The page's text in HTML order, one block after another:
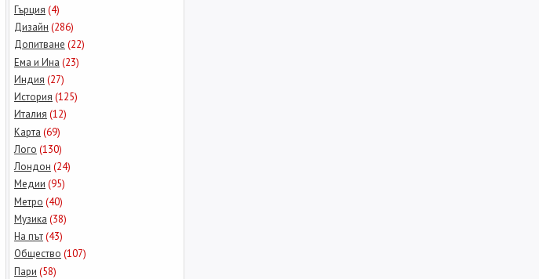
Гърция (4)
Дизайн (286)
Допитване (22)
Ема и Ина (23)
Индия (27)
История (125)
Италия (12)
Карта (69)
Лого (130)
Лондон (24)
Медии (95)
Метро (40)
Музика (38)
На път(43)
Общество (107)
Пари (58)